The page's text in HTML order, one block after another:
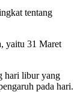
tentang
yaitu 31 Maret
hari libur yang
pada hari.